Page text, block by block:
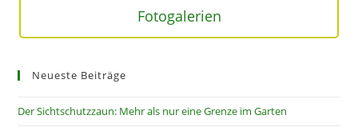
Fotogalerien
Neueste Beiträge
Der Sichtschutzzaun: Mehr als nur eine Grenze im Garten